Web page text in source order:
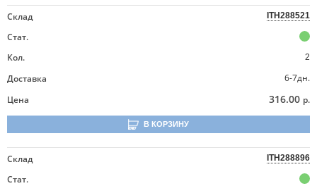
Склад ITH288521
Стат.
Кол.
2
Доставка
6-7дн.
Цена
316.00 р.
В КОРЗИНУ
Склад ITH288896
Стат.